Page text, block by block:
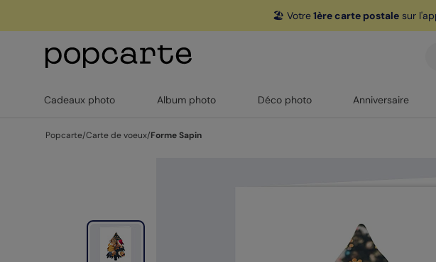
🏖️ Votre1ère carte postalesur
Cadeaux photo Album photo Déco photo Anniversaire
Popcarte/Carte de voeux/Forme Sapin